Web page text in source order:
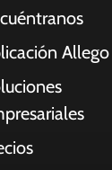
Allego